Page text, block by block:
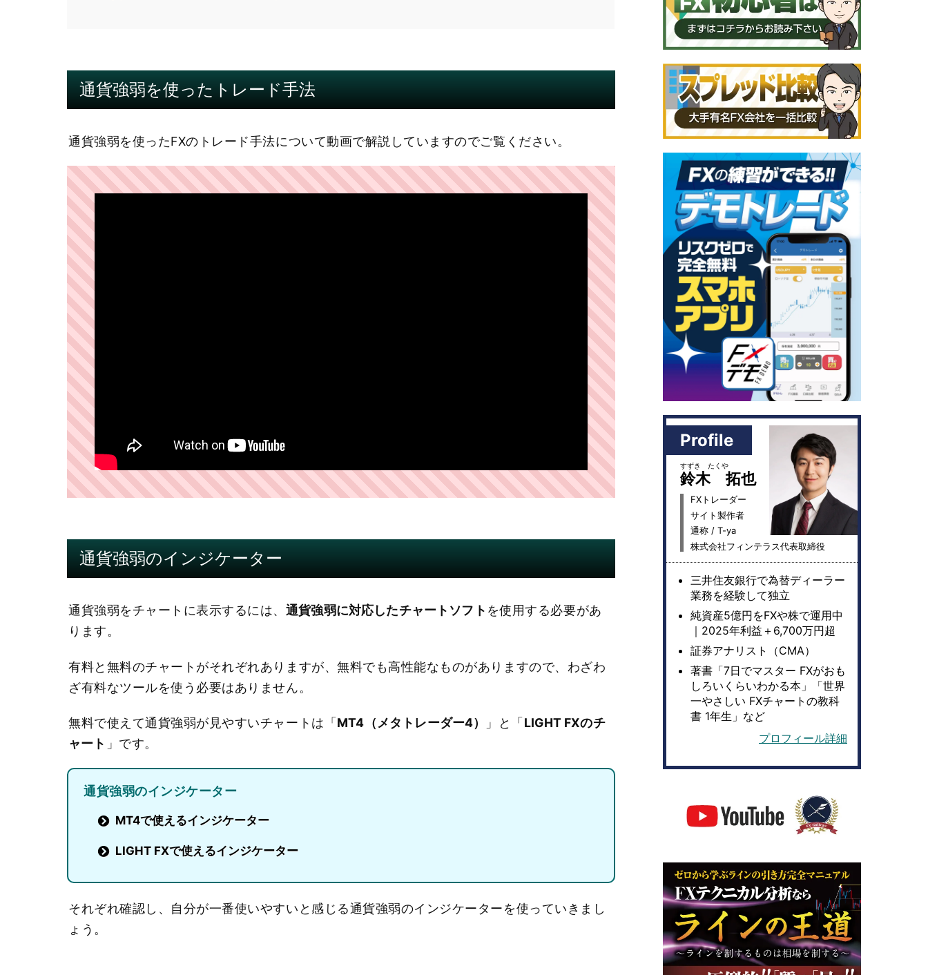
通貨強弱を使ったトレード手法
通貨強弱を使ったFXのトレード手法について動画で解説していますのでご覧ください。
通貨強弱のインジケーター
通貨強弱をチャートに表示するには、 通貨強弱に対応したチャートソフト を使用する必要があ
ります。
有料と無料のチャートがそれぞれありますが、無料でも高性能なものがありますので、わざわ
ざ有料なツールを使う必要はありません。
無料で使えて通貨強弱が見やすいチャートは「 MT4（メタトレーダー4） 」と「 LIGHT FXのチ
ャート 」です。
通貨強弱のインジケーター
MT4で使えるインジケーター
LIGHT FXで使えるインジケーター
それぞれ確認し、自分が一番使いやすいと感じる通貨強弱のインジケーターを使っていきまし
ょう。
Profile
すずき たくや
鈴木 拓也
FXトレーダー
サイト製作者
通称 / T-ya
株式会社フィンテラス代表取締役
三井住友銀行で為替ディーラー
業務を経験して独立
純資産5億円をFXや株で運用中
｜2025年利益＋6,700万円超
証券アナリスト（CMA）
著書「7日でマスター FXがおも
しろいくらいわかる本」「世界
一やさしい FXチャートの教科
書 1年生」など
プロフィール詳細